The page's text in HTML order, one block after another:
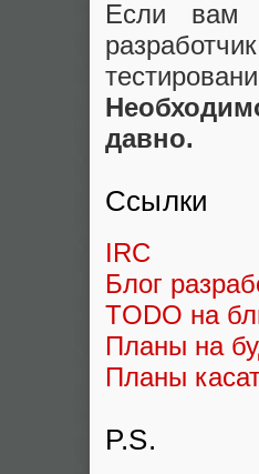
Если вам
давно.
Ссылки
IRC
Блог
TODO на
Планы на
Планы
P.S.